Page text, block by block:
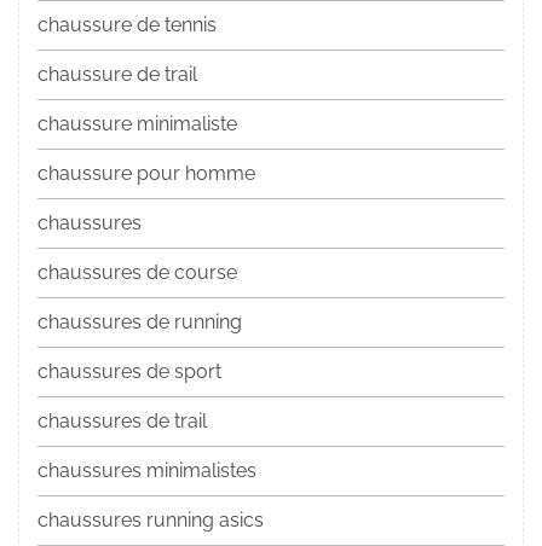
chaussure de tennis
chaussure de trail
chaussure minimaliste
chaussure pour homme
chaussures
chaussures de course
chaussures de running
chaussures de sport
chaussures de trail
chaussures minimalistes
chaussures running asics